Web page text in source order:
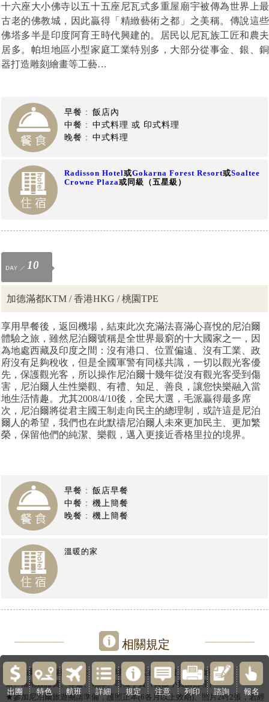
十六座大小佛寺以五十五座尼瓦式多重屋廟宇被傳為世界上最
古老的佛教城，因此贏得「精緻藝術之都」之美稱。傳說這些
佛塔多半是印度阿育王時代興建的。居民以尼瓦族工匠和農夫
居多。帕坦地區小型家庭工業特別多，大部分從事金、銀、銅
器打造雕刻繪畫等工藝…
早餐 : 飯店內
中餐 : 中式料理 或 印式料理
晚餐 : 中式料理
Radisson Hotel或Gokarna Forest Resort或Soaltee
Crowne Plaza或同級（五星級）
10
加德滿都KTM / 香港HKG / 桃園TPE
享用早餐後，返回機場，結束此次充滿法喜滿心喜悅的尼泊爾
體驗之旅，雖然尼泊爾號稱是全世界最窮的十大國家之一，因
為地處西藏及印度之間：沒有港口、位置偏遠、沒有工業、政
府沒有足夠稅收，但是全國軍警有同樣共識，一切以觀光客優
先，保護觀光客，所以操作尼泊爾十幾年從沒有觀光客受到傷
害，尼泊爾人生性樂觀、有禮、知足、善良，讓您快樂融入當
地生活情趣。尤其2008/4/10後，全民大選，毛派贏得最多席
次，尼泊爾將從君主國王制走向民主的總理制，或許這是尼泊
爾人的希望，我們也在此默禱尼泊爾人未來更加民主、更加繁
榮，保留他們的純潔、樂觀，邁入更接近香格里拉的境界。
早餐 : 飯店早餐
中餐 : 機上簡餐
晚餐 : 機上簡餐
溫暖的家
相關規定
★尼泊爾旅遊團費包含：兩地機場稅、燃油附加費、全程食宿交通、景點門
票、落地簽證費、導遊、領隊、司機小費（其餘小費請自理）尼泊爾旅遊
★參加尼泊爾旅遊團請準備，護照正本(6各月以上效期)、照片2吋2張 ，若經
出團 特色 航班 詳細 規定 注意 列印 諮詢 報名